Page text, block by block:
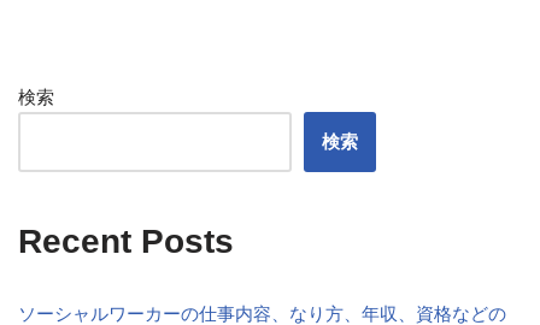
検索
検索
Recent Posts
ソーシャルワーカーの仕事内容、なり方、年収、資格などの